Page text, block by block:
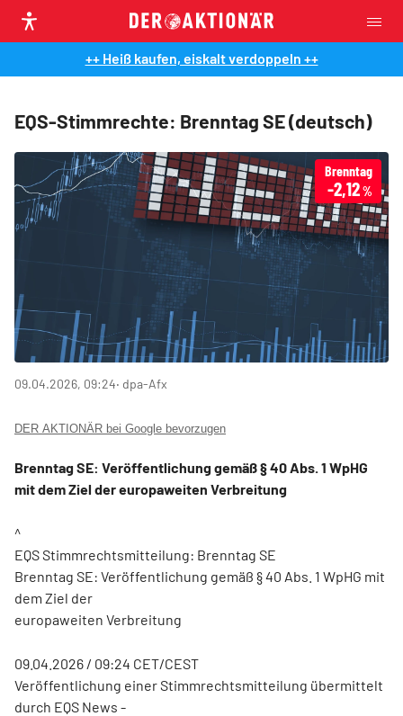
++ Heiß kaufen, eiskalt verdoppeln ++
EQS-Stimmrechte: Brenntag SE (deutsch)
Brenntag
-2,12%
09.04.2026, 09:24‧ dpa-Afx
DER AKTIONÄR bei Google bevorzugen
Brenntag SE: Veröffentlichung gemäß § 40 Abs. 1 WpHG
mit dem Ziel der europaweiten Verbreitung
^
EQS Stimmrechtsmitteilung: Brenntag SE
Brenntag SE: Veröffentlichung gemäß § 40 Abs. 1 WpHG mit
dem Ziel der
europaweiten Verbreitung
09.04.2026 / 09:24 CET/CEST
Veröffentlichung einer Stimmrechtsmitteilung übermittelt
durch EQS News -